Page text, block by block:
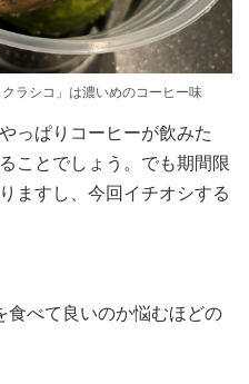
ラシコ」は濃いめのコーヒー味
っぱりコーヒーが飲みた
ことでしょう。でも期間限
ますし、今回イチオシする
食べて良いのか悩むほどの